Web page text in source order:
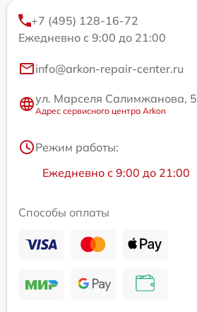
+7 (495) 128-16-72
Ежедневно с 9:00 до 21:00
info@arkon-repair-center.ru
ул. Марселя Салимжанова, 5
Адрес сервисного центра Arkon
Режим работы:
Ежедневно с 9:00 до 21:00
Способы оплаты